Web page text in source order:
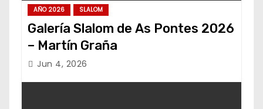
AÑO 2026 SLALOM
Galería Slalom de As Pontes 2026
– Martín Graña
Jun 4, 2026